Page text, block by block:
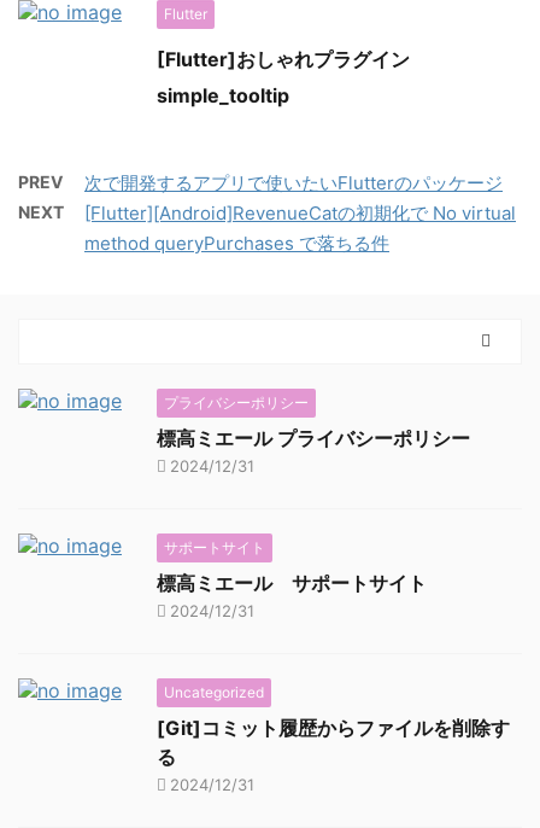
Flutter
[Flutter]おしゃれプラグイン
simple_tooltip
PREV 次で開発するアプリで使いたいFlutterのパッケージ
NEXT
[Flutter][Android]RevenueCatの初期化で No virtual
method queryPurchases で落ちる件
プライバシーポリシー
標高ミエール プライバシーポリシー
2024/12/31
サポートサイト
標高ミエール サポートサイト
2024/12/31
Uncategorized
[Git]コミット履歴からファイルを削除す
る
2024/12/31